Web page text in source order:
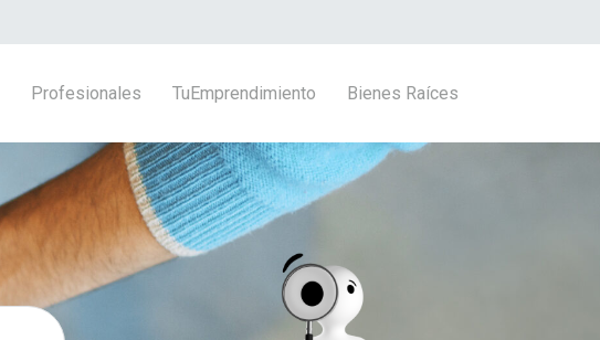
Profesionales TuEmprendimiento Bienes Raíces